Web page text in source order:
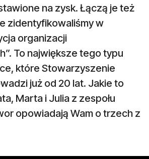
na zysk. Łączą je też
zidentyfikowaliśmy w
organizacji
To największe tego typu
które Stowarzyszenie
już od 20 lat. Jakie to
Marta i Julia z zespołu
opowiadają Wam o trzech z